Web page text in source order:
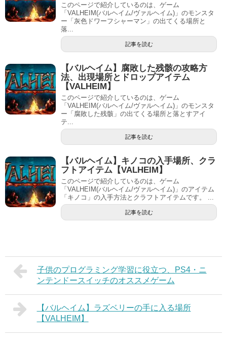
このページで紹介しているのは、ゲーム
「VALHEIM(バルヘイム/ヴァルヘイム)」のモンスタ
ー「灰色ドワーフシャーマン」の出てくる場所と
落...
記事を読む
【バルヘイム】腐敗した残骸の攻略方
法、出現場所とドロップアイテム
【VALHEIM】
このページで紹介しているのは、ゲーム
「VALHEIM(バルヘイム/ヴァルヘイム)」のモンスタ
ー「腐敗した残骸」の出てくる場所と落とすアイ
テ...
記事を読む
【バルヘイム】キノコの入手場所、クラ
フトアイテム【VALHEIM】
このページで紹介しているのは、ゲーム
「VALHEIM(バルヘイム/ヴァルヘイム)」のアイテム
「キノコ」の入手方法とクラフトアイテムです。 ...
記事を読む
子供のプログラミング学習に役立つ、PS4・ニ
ンテンドースイッチのオススメゲーム
【バルヘイム】ラズベリーの手に入る場所
【VALHEIM】